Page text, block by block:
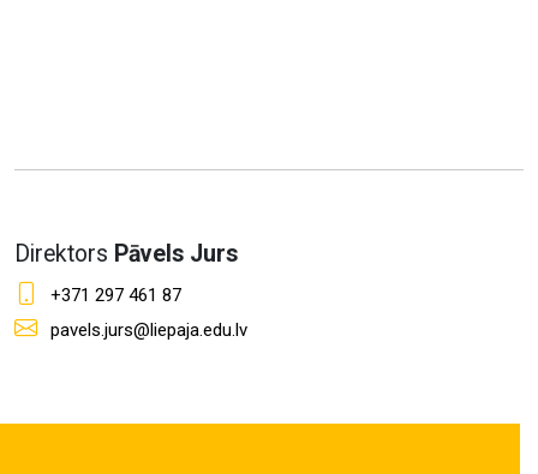
Direktors Pāvels Jurs
+371 297 461 87
pavels.jurs@liepaja.edu.lv